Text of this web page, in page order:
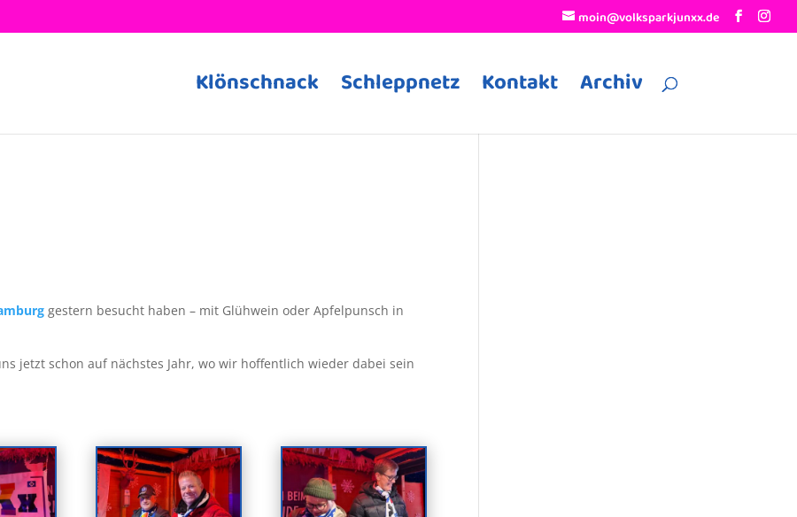
moin@volksparkjunxx.de
Klönschnack Schleppnetz Kontakt Archiv
gestern besucht haben – mit Glühwein oder Apfelpunsch in
jetzt schon auf nächstes Jahr, wo wir hoffentlich wieder dabei sein